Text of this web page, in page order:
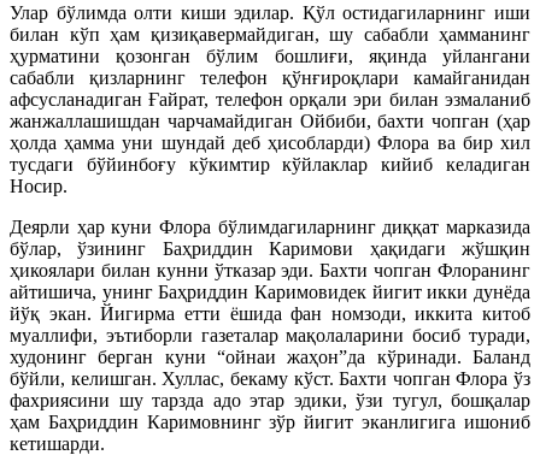
Улар бўлимда олти киши эдилар. Қўл остидагиларнинг иши
билан кўп ҳам қизиқавермайдиган, шу сабабли ҳамманинг
ҳурматини қозонган бўлим бошлиғи, яқинда уйлангани
сабабли қизларнинг телефон қўнғироқлари камайганидан
афсусланадиган Ғайрат, телефон орқали эри билан эзмаланиб
жанжаллашишдан чарчамайдиган Ойбиби, бахти чопган (ҳар
ҳолда ҳамма уни шундай деб ҳисобларди) Флора ва бир хил
тусдаги бўйинбоғу кўкимтир кўйлаклар кийиб келадиган
Носир.
Деярли ҳар куни Флора бўлимдагиларнинг диққат марказида
бўлар, ўзининг Баҳриддин Каримови ҳақидаги жўшқин
ҳикоялари билан кунни ўтказар эди. Бахти чопган Флоранинг
айтишича, унинг Баҳриддин Каримовидек йигит икки дунёда
йўқ экан. Йигирма етти ёшида фан номзоди, иккита китоб
муаллифи, эътиборли газеталар мақолаларини босиб туради,
худонинг берган куни “ойнаи жаҳон”да кўринади. Баланд
бўйли, келишган. Хуллас, бекаму кўст. Бахти чопган Флора ўз
фахриясини шу тарзда адо этар эдики, ўзи тугул, бошқалар
ҳам Баҳриддин Каримовнинг зўр йигит эканлигига ишониб
кетишарди.